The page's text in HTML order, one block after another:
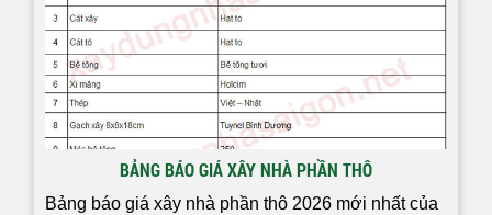
BẢNG BÁO GIÁ XÂY NHÀ PHẦN THÔ
Bảng báo giá xây nhà phần thô 2026 mới nhất của